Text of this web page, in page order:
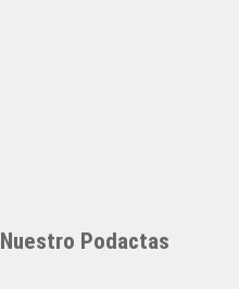
Nuestro Podactas